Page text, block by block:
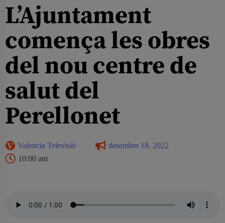
L’Ajuntament
comença les obres
del nou centre de
salut del
Perellonet
Valencia Televisió
desembre 18, 2022
10:00 am